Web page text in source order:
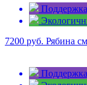
7200 руб. Рябина